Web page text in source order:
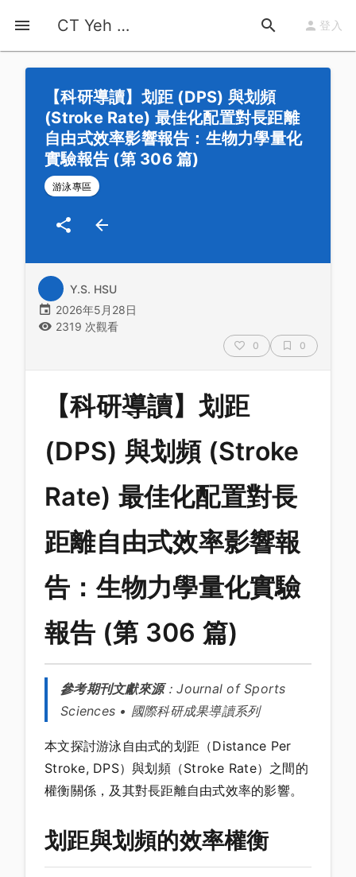
CT Yeh 公路車基地 登入
首頁 運動知識
【科研導讀】划距 (DPS) 與划頻
(Stroke Rate) 最佳化配置對長距離
自由式效率影響報告：生物力學量化
實驗報告 (第 306 篇)
游泳專區
Y.S. HSU
2026年5月28日
2319 次觀看
0 0
【科研導讀】划距
(DPS) 與划頻 (Stroke
Rate) 最佳化配置對長
距離自由式效率影響報
告：生物力學量化實驗
報告 (第 306 篇)
參考期刊文獻來源：Journal of Sports
Sciences • 國際科研成果導讀系列
本文探討游泳自由式的划距（Distance Per
Stroke, DPS）與划頻（Stroke Rate）之間的
權衡關係，及其對長距離自由式效率的影響。
划距與划頻的效率權衡